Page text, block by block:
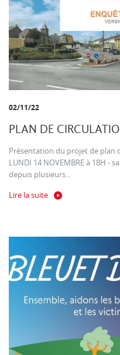
02/11/22
PLAN DE
Présentation du projet de plan
LUNDI 14 NOVEMBRE à 18H -
depuis plusieurs...
Lire la suite